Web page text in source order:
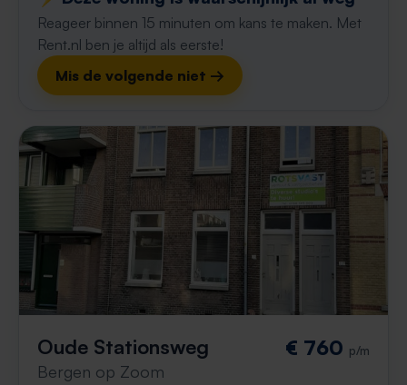
Reageer binnen 15 minuten om kans te maken. Met
Rent.nl ben je altijd als eerste!
Mis de volgende niet →
Oude Stationsweg
Bergen op Zoom
€ 760 p/m